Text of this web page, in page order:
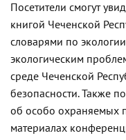
Посетители смогут
книгой Чеченской
словарями по
экологическим
среде Чеченской
безопасности. Также
об особо охраняемых
материалах